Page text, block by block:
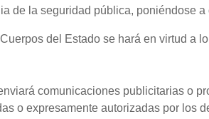
de la seguridad pública, poniéndose
del Estado se hará en virtud a
comunicaciones publicitarias o
o expresamente autorizadas por los